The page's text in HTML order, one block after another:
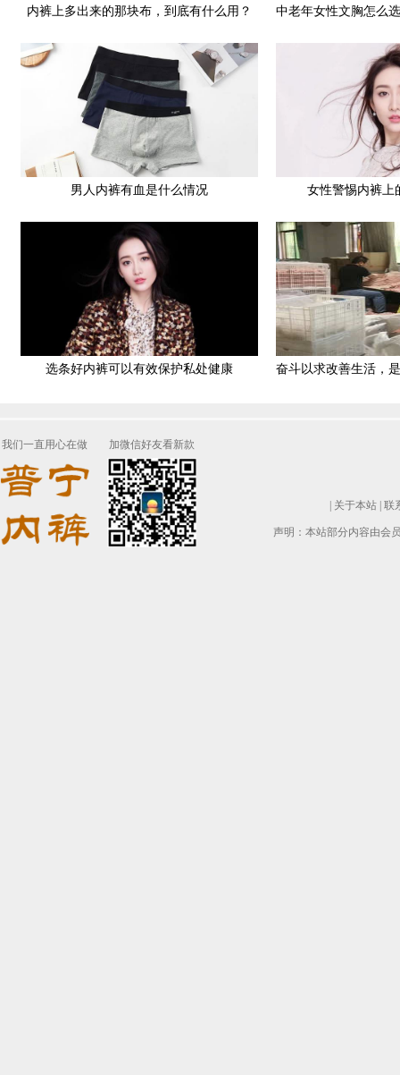
内裤上多出来的那块布，到底有什么用？
中老年女性文胸怎么
男人内裤有血是什么情况 女性警惕内裤上
选条好内裤可以有效保护私处健康 奋斗以求改善生活，
关于本站 联
声明：本站部分内容由会
我们一直用心在做 加微信好友看新款